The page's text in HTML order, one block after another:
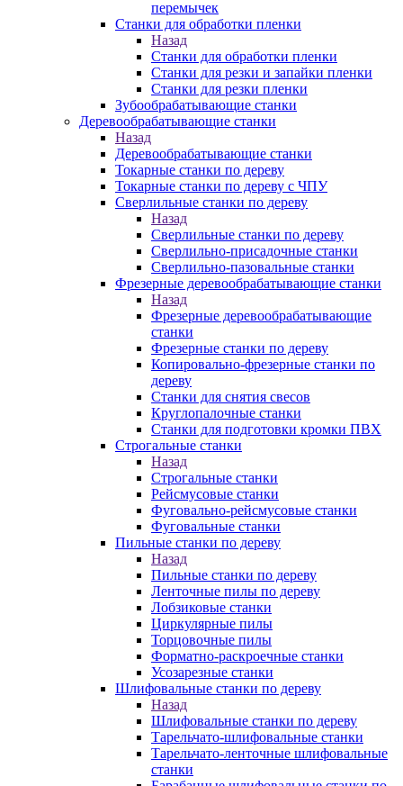
перемычек
Станки для обработки пленки
Назад
Станки для обработки пленки
Станки для резки и запайки пленки
Станки для резки пленки
Зубообрабатывающие станки
Деревообрабатывающие станки
Назад
Деревообрабатывающие станки
Токарные станки по дереву
Токарные станки по дереву с ЧПУ
Сверлильные станки по дереву
Назад
Сверлильные станки по дереву
Сверлильно-присадочные станки
Сверлильно-пазовальные станки
Фрезерные деревообрабатывающие станки
Назад
Фрезерные деревообрабатывающие
станки
Фрезерные станки по дереву
Копировально-фрезерные станки по
дереву
Станки для снятия свесов
Круглопалочные станки
Станки для подготовки кромки ПВХ
Строгальные станки
Назад
Строгальные станки
Рейсмусовые станки
Фуговально-рейсмусовые станки
Фуговальные станки
Пильные станки по дереву
Назад
Пильные станки по дереву
Ленточные пилы по дереву
Лобзиковые станки
Циркулярные пилы
Торцовочные пилы
Форматно-раскроечные станки
Усозарезные станки
Шлифовальные станки по дереву
Назад
Шлифовальные станки по дереву
Тарельчато-шлифовальные станки
Тарельчато-ленточные шлифовальные
станки